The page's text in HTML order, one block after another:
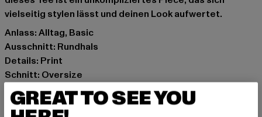
vielseitig stylen lässt und deinen Look aufwertet.
Anlass: Alltag, Basic
Ausschnitt: Rundhals
Details: Print
Schnitt: Oversize
Marke: MJ Gonzales
Kat.: T-Shirts
GREAT TO SEE YOU